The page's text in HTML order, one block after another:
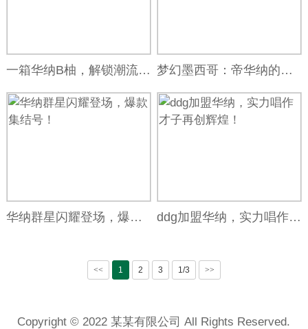
一箱华纳B柚，解锁潮流密码！ 梦幻墨西哥：帝华纳的绝美风光大盘点
华纳群星闪耀登场，爆款集结号！ ddg加盟华纳，实力唱作才子再创辉煌！
<< 1 2 3 1/3 >>
Copyright © 2022 某某有限公司 All Rights Reserved.